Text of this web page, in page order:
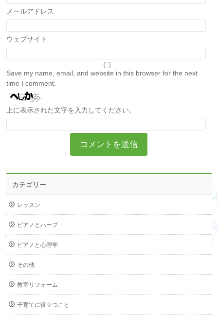
メールアドレス
ウェブサイト
Save my name, email, and website in this browser for the next
time I comment.
上に表示された文字を入力してください。
カテゴリー
レッスン
ピアノとハープ
ピアノと心理学
その他
教室リフォーム
子育てに役立つこと